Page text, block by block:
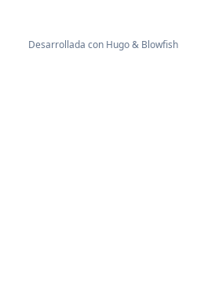
Desarrollada con Hugo& Blowfish